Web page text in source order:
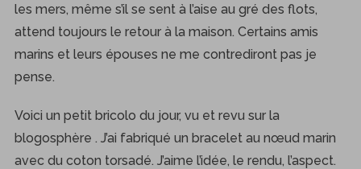
les mers, même s’il se sent à l’aise au gré des flots,
attend toujours le retour à la maison. Certains amis
marins et leurs épouses ne me contrediront pas je
pense.
Voici un petit bricolo du jour, vu et revu sur la
blogosphère . J’ai fabriqué un bracelet au nœud marin
avec du coton torsadé. J’aime l’idée, le rendu, l’aspect.